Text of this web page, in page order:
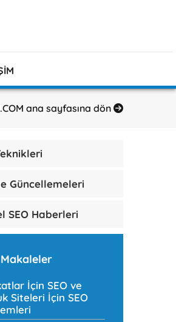
ana sayfasına dön
Güncellemeleri
SEO Haberleri
İçin SEO ve
Siteleri İçin SEO